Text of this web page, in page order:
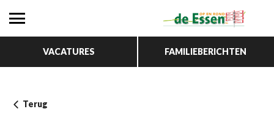
VACATURES FAMILIEBERICHTEN
Terug